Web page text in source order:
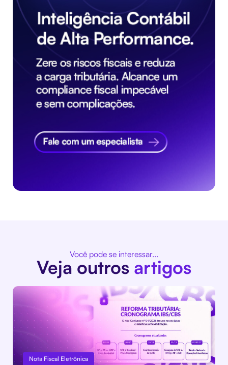
Você pode se interessar...
Veja outros artigos
Nota Fiscal Eletrônica